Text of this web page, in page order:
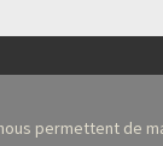
permettent de